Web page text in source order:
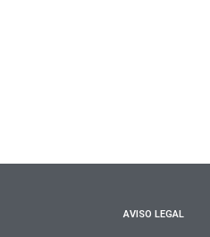
AVISO LEGAL